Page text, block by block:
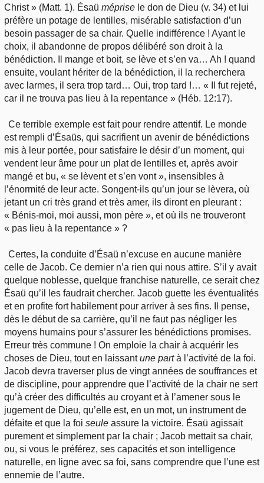
Christ » (Matt. 1). Ésaü méprise le don de Dieu (v. 34) et lui
préfère un potage de lentilles, misérable satisfaction d’un
besoin passager de sa chair. Quelle indifférence ! Ayant le
choix, il abandonne de propos délibéré son droit à la
bénédiction. Il mange et boit, se lève et s’en va… Ah ! quand
ensuite, voulant hériter de la bénédiction, il la recherchera
avec larmes, il sera trop tard… Oui, trop tard !… « Il fut rejeté,
car il ne trouva pas lieu à la repentance » (Héb. 12:17).
Ce terrible exemple est fait pour rendre attentif. Le monde
est rempli d’Ésaüs, qui sacrifient un avenir de bénédictions
mis à leur portée, pour satisfaire le désir d’un moment, qui
vendent leur âme pour un plat de lentilles et, après avoir
mangé et bu, « se lèvent et s’en vont », insensibles à
l’énormité de leur acte. Songent-ils qu’un jour se lèvera, où
jetant un cri très grand et très amer, ils diront en pleurant :
« Bénis-moi, moi aussi, mon père », et où ils ne trouveront
« pas lieu à la repentance » ?
Certes, la conduite d’Ésaü n’excuse en aucune manière
celle de Jacob. Ce dernier n’a rien qui nous attire. S’il y avait
quelque noblesse, quelque franchise naturelle, ce serait chez
Ésaü qu’il les faudrait chercher. Jacob guette les éventualités
et en profite fort habilement pour arriver à ses fins. Il pense,
dès le début de sa carrière, qu’il ne faut pas négliger les
moyens humains pour s’assurer les bénédictions promises.
Erreur très commune ! On emploie la chair à acquérir les
choses de Dieu, tout en laissantune partà l’activité de la foi.
Jacob devra traverser plus de vingt années de souffrances et
de discipline, pour apprendre que l’activité de la chair ne sert
qu’à créer des difficultés au croyant et à l’amener sous le
jugement de Dieu, qu’elle est, en un mot, un instrument de
défaite et que la foi seule assure la victoire. Ésaü agissait
purement et simplement par la chair ; Jacob mettait sa chair,
ou, si vous le préférez, ses capacités et son intelligence
naturelle, en ligne avec sa foi, sans comprendre que l’une est
ennemie de l’autre.